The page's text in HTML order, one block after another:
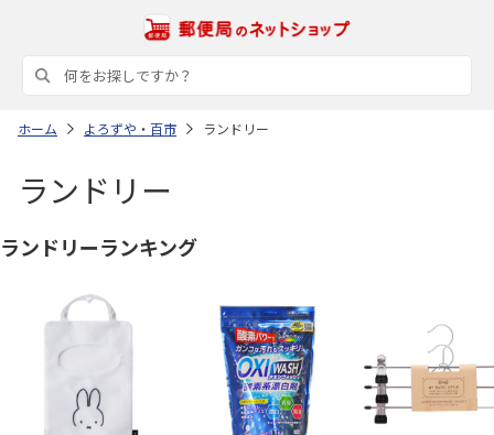
ホーム よろずや・百市 ランドリー
ランドリー
ランドリーランキング